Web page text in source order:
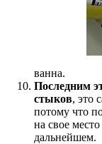
ванна.
Последним
стыков, это
потому что
на свое
дальнейшем.